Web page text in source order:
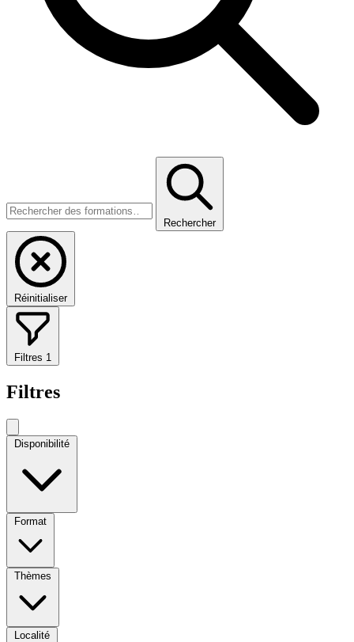
Rechercher
Réinitialiser
Filtres 1
Filtres
Disponibilité
Format
Thèmes
Localité